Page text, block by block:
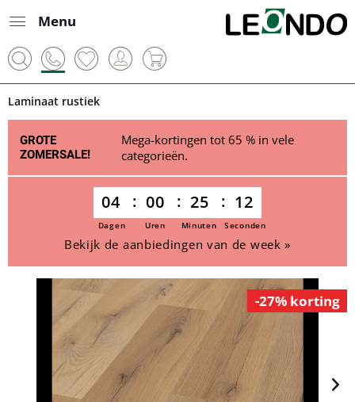
Menu
Laminaat rustiek
GROTE
ZOMERSALE!
Mega-kortingen tot 65 % in vele
categorieën.
04 00 25 11
Dagen Uren Minuten Seconden
Bekijk de aanbiedingen van de week »
-27% korting